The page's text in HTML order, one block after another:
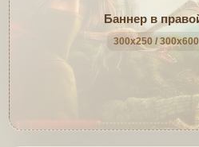
Баннер в
300x250 /